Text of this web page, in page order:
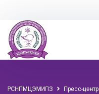
РСНПМЦЭМИПЗ Пресс-центр